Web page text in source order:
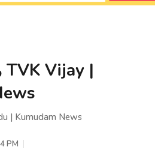
TVK Vijay |
| Kumudam News
PM